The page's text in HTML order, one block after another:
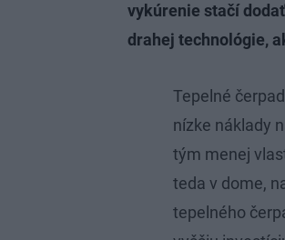
vykúrenie stačí
drahej technológie,
Tepelné
nízke náklady
tým menej
teda v dome,
tepelného